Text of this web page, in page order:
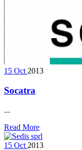
15 Oct 2013
Socatra
...
Read More
15 Oct 2013